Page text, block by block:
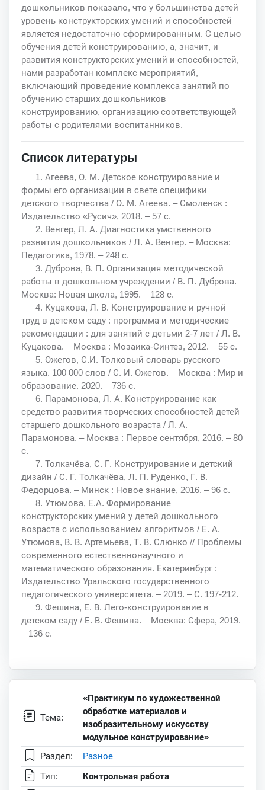
дошкольников показало, что у большинства детей
уровень конструкторских умений и способностей
является недостаточно сформированным. С целью
обучения детей конструированию, а, значит, и
развития конструкторских умений и способностей,
нами разработан комплекс мероприятий,
включающий проведение комплекса занятий по
обучению старших дошкольников
конструированию, организацию соответствующей
работы с родителями воспитанников.
Список литературы
1. Агеева, О. М. Детское конструирование и
формы его организации в свете специфики
детского творчества / О. М. Агеева. – Смоленск :
Издательство «Русич», 2018. – 57 с.
2. Венгер, Л. А. Диагностика умственного
развития дошкольников / Л. А. Венгер. – Москва:
Педагогика, 1978. – 248 с.
3. Дуброва, В. П. Организация методической
работы в дошкольном учреждении / В. П. Дуброва. –
Москва: Новая школа, 1995. – 128 с.
4. Куцакова, Л. В. Конструирование и ручной
труд в детском саду : программа и методические
рекомендации : для занятий с детьми 2-7 лет / Л. В.
Куцакова. – Москва : Мозаика-Синтез, 2012. – 55 с.
5. Ожегов, С.И. Толковый словарь русского
языка. 100 000 слов / С. И. Ожегов. – Москва : Мир и
образование. 2020. – 736 с.
6. Парамонова, Л. А. Конструирование как
средство развития творческих способностей детей
старшего дошкольного возраста / Л. А.
Парамонова. – Москва : Первое сентября, 2016. – 80
с.
7. Толкачёва, С. Г. Конструирование и детский
дизайн / С. Г. Толкачёва, Л. П. Руденко, Г. В.
Федорцова. – Минск : Новое знание, 2016. – 96 с.
8. Утюмова, Е.А. Формирование
конструкторских умений у детей дошкольного
возраста с использованием алгоритмов / Е. А.
Утюмова, В. В. Артемьева, Т. В. Слюнко // Проблемы
современного естественнонаучного и
математического образования. Екатеринбург :
Издательство Уральского государственного
педагогического университета. – 2019. – С. 197-212.
9. Фешина, Е. В. Лего-конструирование в
детском саду / Е. В. Фешина. – Москва: Сфера, 2019.
– 136 с.
Тема:
«Практикум по художественной
обработке материалов и
изобразительному искусству
модульное конструирование»
Раздел:
Разное
Тип:
Контрольная работа